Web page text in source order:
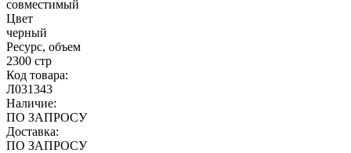
совместимый
Цвет
черный
Ресурс, объем
2300 стр
Код товара:
Л031343
Наличие:
ПО ЗАПРОСУ
Доставка:
ПО ЗАПРОСУ